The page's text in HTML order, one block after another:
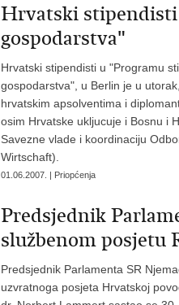
Hrvatski stipendisti
gospodarstva"
Hrvatski stipendisti u "Programu
gospodarstva", u Berlin je u
hrvatskim apsolventima i
osim Hrvatske ukljucuje i Bosnu i
Savezne vlade i koordinaciju
Wirtschaft).
01.06.2007. | Priopćenja
Predsjednik
službenom posjetu
Predsjednik Parlamenta SR
uzvratnoga posjeta Hrvatskoj